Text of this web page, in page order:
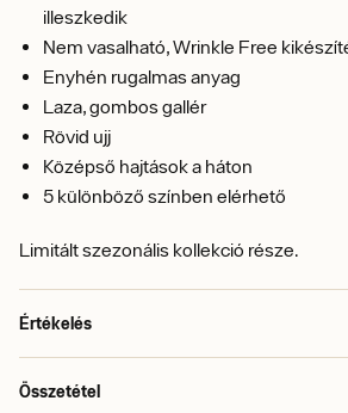
illeszkedik
Nem vasalható, Wrinkle Free
Enyhén rugalmas anyag
Laza, gombos gallér
Rövid ujj
Középső hajtások a háton
5 különböző színben elérhető
Limitált szezonális kollekció része.
Értékelés
Összetétel